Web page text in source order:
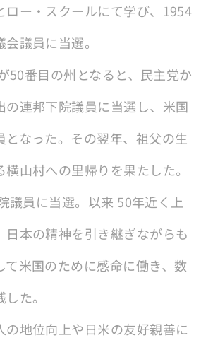
ロー・スクールにて学び、1954
議員に当選。
50番目の州となると、民主党か
の連邦下院議員に当選し、米国
となった。その翌年、祖父の生
山村への里帰りを果たした。
議員に当選。以来 50年近く上
日本の精神を引き継ぎながらも
て米国のために感命に働き、数
た。
の地位向上や日米の友好親善に